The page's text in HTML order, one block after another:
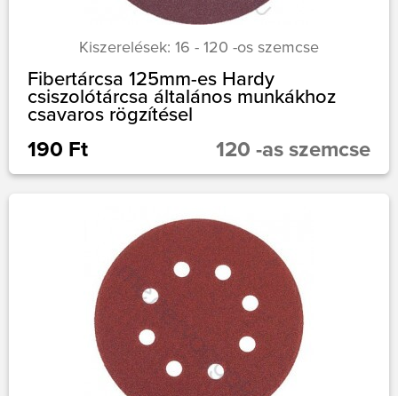
Kiszerelések: 16 - 120 -os szemcse
Fibertárcsa 125mm-es Hardy
csiszolótárcsa általános munkákhoz
csavaros rögzítésel
190 Ft 120 -as szemcse